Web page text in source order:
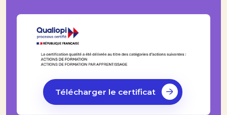
Télécharger le certificat